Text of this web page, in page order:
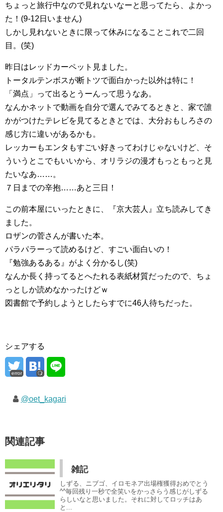
ちょっと旅行中なので見れないなーと思ってたら、よかっ
た！(9-12日いません)
しかし見れないときに限って休みになることこれで二回
目。(笑)
昨日はレッドカーペット見ました。
トータルテンボスが断トツで面白かった以外は特に！
「満点」って出るとうーんって思うなあ。
なんかネットで動画を自分で選んでみてるときと、家で誰
かがつけたテレビを見てるときとでは、大分おもしろさの
感じ方に違いがあるかも。
レッカーもエンタもすごい好きってわけじゃないけど、そ
ういうとこでもいいから、オリラジの漫才もっともっと見
たいなあ……。
７日までの辛抱……あと三日！
この前本屋にいったときに、『京大芸人』立ち読みしてき
ました。
ロザンの菅さんが書いた本。
パラパラーって読めるけど、すごい面白いの！
『勉強あるある』がよく分かるし(笑)
なんか長く持ってるとへたれる表紙材質だったので、ちょ
っとしか読めなかったけどｗ
図書館で予約しようとしたらすでに46人待ちだった。
シェアする
error
@oet_kagari
関連記事
雑記
しずる、ニブゴ、イロモネア出場権獲得おめでとう
^^毎回残り一秒で全笑いをかっさらう感じがしずる
らしいなと思いました。それに対してロッチはあ
と...